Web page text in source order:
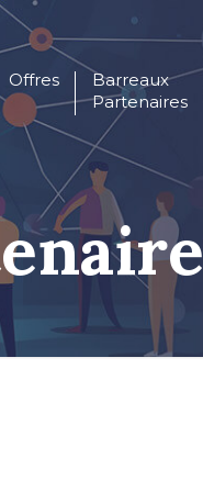
Offres
Barreaux
Partenaires